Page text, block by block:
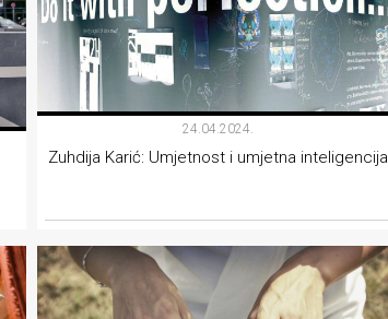
24.04.2024.
Zuhdija Karić: Umjetnost i umjetna inteligencija